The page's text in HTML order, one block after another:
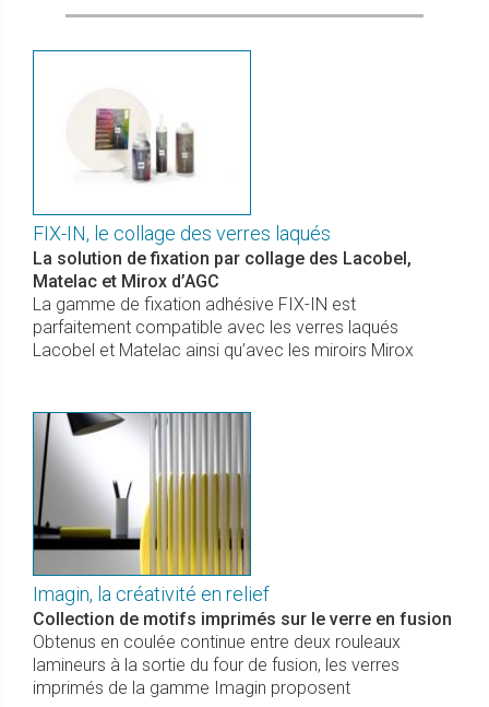
FIX-IN, le collage des verres laqués
La solution de fixation par collage des Lacobel,
Matelac et Mirox d’AGC
La gamme de fixation adhésive FIX-IN est
parfaitement compatible avec les verres laqués
Lacobel et Matelac ainsi qu’avec les miroirs Mirox
Imagin, la créativité en relief
Collection de motifs imprimés sur le verre en fusion
Obtenus en coulée continue entre deux rouleaux
lamineurs à la sortie du four de fusion, les verres
imprimés de la gamme Imagin proposent